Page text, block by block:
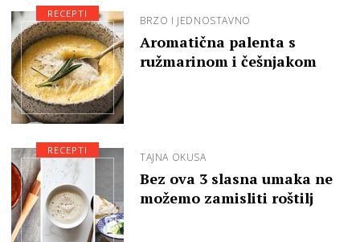
BRZO I JEDNOSTAVNO
Aromatična palenta s
ružmarinom i češnjakom
RECEPTI
TAJNA OKUSA
Bez ova 3 slasna umaka ne
možemo zamisliti roštilj
RECEPTI